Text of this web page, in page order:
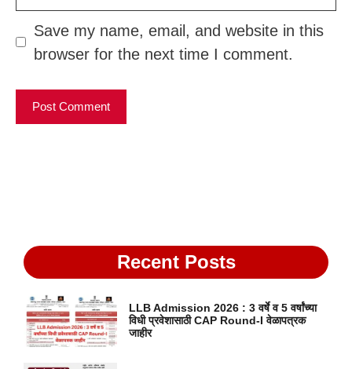
Save my name, email, and website in this
browser for the next time I comment.
Recent Posts
LLB Admission 2026 : 3 वर्षे व 5 वर्षांच्या
विधी प्रवेशासाठी CAP Round-I वेळापत्रक
जाहीर